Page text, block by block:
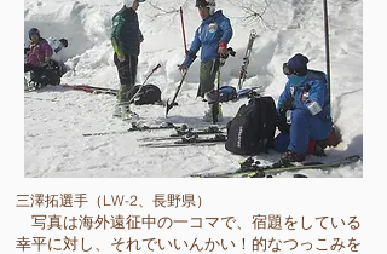
三澤拓選手（LW-2、長野県）
写真は海外遠征中の一コマで、宿題をしている
幸平に対し、それでいいんかい！的なつっこみを